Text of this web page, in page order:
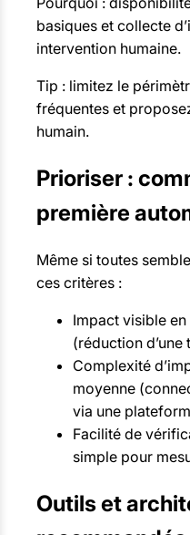
basiques et collecte
intervention humaine.
Tip : limitez le
fréquentes et
humain.
Prioriser :
première
Même si toutes
ces critères :
Impact visible
(réduction
Complexité
moyenne
via une
Facilité de
simple pour
Outils et